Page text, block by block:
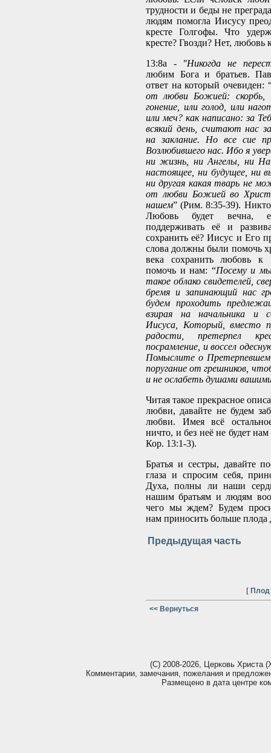
трудности и беды не
людям помогла Иисусу
кресте Голгофы. Что
кресте? Гвозди? Нет, любовь
13:8а - "Никогда не
любим Бога и братьев.
ответ на который очевиден:
от любви Божией: скорбь,
гонение, или голод, или
или меч? как написано: за
всякий день, считают нас
на заклание. Но все сие
Возлюбившего нас. Ибо я
ни жизнь, ни Ангелы, ни
настоящее, ни будущее, ни
ни другая какая тварь не
от любви Божией во
нашем” (Рим. 8:35-39).
Любовь будет вечна,
поддерживать её и
сохранить её? Иисус и Его
слова должны были помочь
века сохранить любовь к
помочь и нам: “Посему и
такое облако свидетелей,
бремя и запинающий нас
будем проходить
взирая на начальника и
Иисуса, Который, вместо
радости, претерпел
посрамление, и воссел
Помыслите о
поругание от грешников,
и не ослабеть душами
Читая такое прекрасное
любви, давайте не будем
любви. Имея всё
ничто, и без неё не будет
Кор. 13:1-3).
Братья и сестры, давайте
глаза и спросим себя,
Духа, полны ли наши
нашим братьям и людям
чего мы ждем? Будем
нам приносить больше плода
Предыдущая часть
[ Плод
<< Вернуться
(С) 2008-2026, Церковь Христа
Комментарии, замечания, пожелания и
Размещено в дата центре